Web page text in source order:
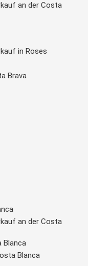
an der Costa
in Roses
Brava
an der Costa
Blanca
Blanca